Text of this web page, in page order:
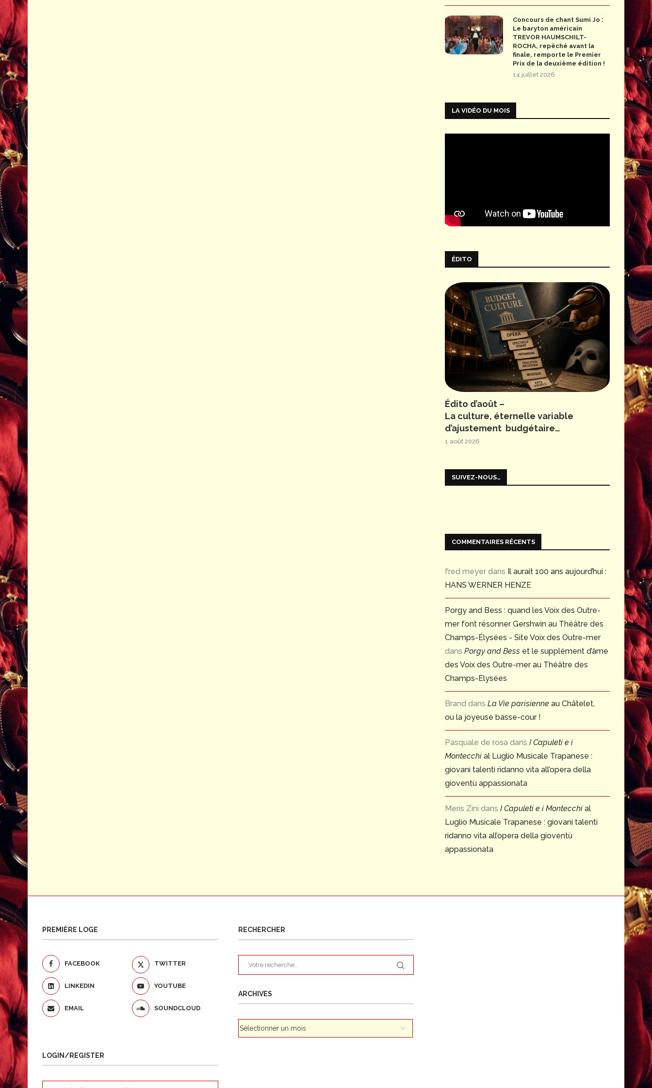
Concours de chant Sumi Jo :
Le baryton américain
TREVOR HAUMSCHILT-
ROCHA, repêché avant la
finale, remporte le Premier
Prix de la deuxième édition !
14 juillet 2026
LA VIDÉO DU MOIS
ÉDITO
Édito d’août –
La culture, éternelle variable
d’ajustement budgétaire…
1 août 2026
SUIVEZ-NOUS…
COMMENTAIRES RÉCENTS
fred meyer dans Il aurait 100 ans aujourd’hui :
HANS WERNER HENZE
Porgy and Bess : quand les Voix des Outre-
mer font résonner Gershwin au Théâtre des
Champs-Élysées - Site Voix des Outre-mer
dans Porgy and Bess et le supplément d’âme
des Voix des Outre-mer au Théâtre des
Champs-Elysées
Brand dans La Vie parisienne au Châtelet,
ou la joyeuse basse-cour !
Pasquale de rosa dans I Capuleti e i
Montecchi al Luglio Musicale Trapanese :
giovani talenti ridanno vita all’opera della
gioventù appassionata
Meris Zini dans I Capuleti e i Montecchi al
Luglio Musicale Trapanese : giovani talenti
ridanno vita all’opera della gioventù
appassionata
PREMIÈRE LOGE
FACEBOOK TWITTER
LINKEDIN YOUTUBE
EMAIL SOUNDCLOUD
LOGIN/REGISTER
RECHERCHER
ARCHIVES